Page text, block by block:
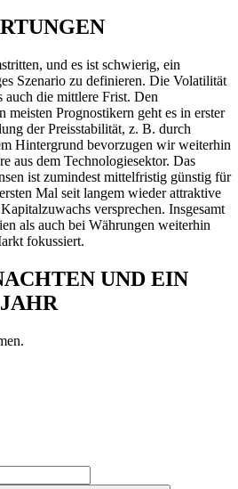
und es ist schwierig, ein
Szenario zu definieren. Die Volatilität
die mittlere Frist. Den
meisten Prognostikern geht es in erster
der Preisstabilität, z. B. durch
Hintergrund bevorzugen wir weiterhin
aus dem Technologiesektor. Das
ist zumindest mittelfristig günstig für
Mal seit langem wieder attraktive
versprechen. Insgesamt
als auch bei Währungen weiterhin
fokussiert.
UND EIN